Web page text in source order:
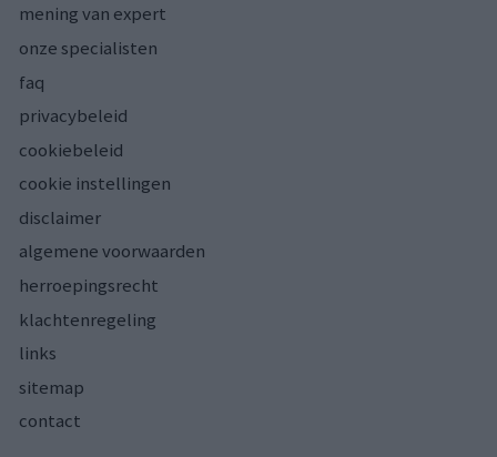
mening van expert
onze specialisten
faq
privacybeleid
cookiebeleid
cookie instellingen
disclaimer
algemene voorwaarden
herroepingsrecht
klachtenregeling
links
sitemap
contact